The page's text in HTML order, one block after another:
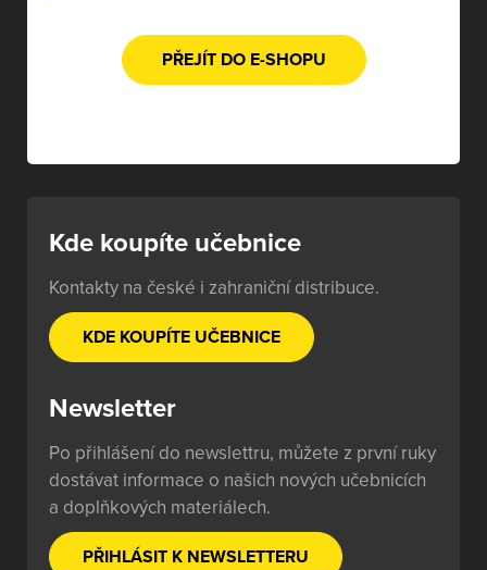
PŘEJÍT DO E-SHOPU
Kde koupíte učebnice
Kontakty na české i zahraniční distribuce.
KDE KOUPÍTE UČEBNICE
Newsletter
Po přihlášení do newslettru, můžete z první ruky
dostávat informace o našich nových učebnicích
a doplňkových materiálech.
PŘIHLÁSIT K NEWSLETTERU